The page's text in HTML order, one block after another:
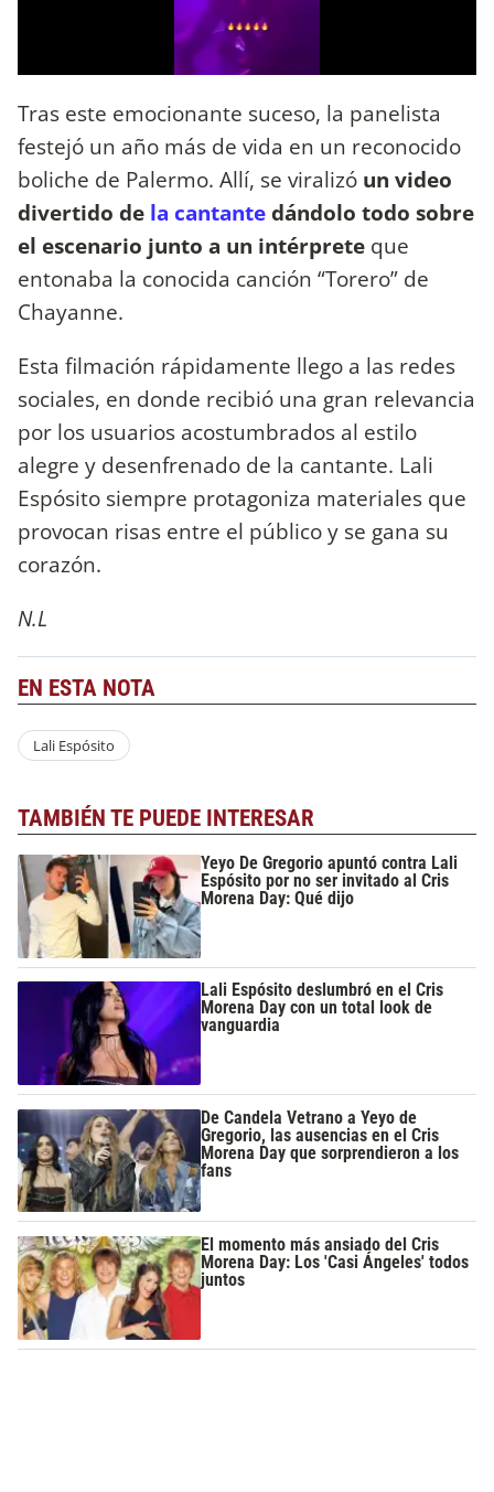
Tras este emocionante suceso, la panelista
festejó un año más de vida en un reconocido
boliche de Palermo. Allí, se viralizó un video
divertido de la cantantedándolo todo sobre
el escenario junto a un intérprete que
entonaba la conocida canción “Torero” de
Chayanne.
Esta filmación rápidamente llego a las redes
sociales, en donde recibió una gran relevancia
por los usuarios acostumbrados al estilo
alegre y desenfrenado de la cantante. Lali
Espósito siempre protagoniza materiales que
provocan risas entre el público y se gana su
corazón.
N.L
EN ESTA NOTA
Lali Espósito
TAMBIÉN TE PUEDE INTERESAR
Yeyo De Gregorio apuntó contra Lali
Espósito por no ser invitado al Cris
Morena Day: Qué dijo
Lali Espósito deslumbró en el Cris
Morena Day con un total look de
vanguardia
De Candela Vetrano a Yeyo de
Gregorio, las ausencias en el Cris
Morena Day que sorprendieron a los
fans
El momento más ansiado del Cris
Morena Day: Los 'Casi Ángeles' todos
juntos